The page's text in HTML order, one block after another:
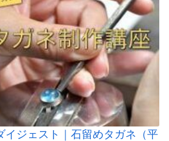
イジェスト｜石留めタガネ（平